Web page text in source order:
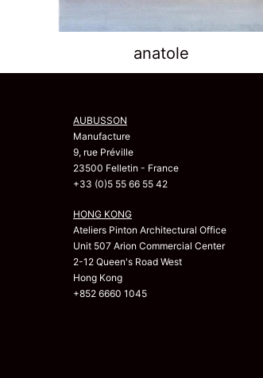
anatole
AUBUSSON
Manufacture
9, rue Préville
23500 Felletin - France
+33 (0)5 55 66 55 42
HONG KONG
Ateliers Pinton Architectural Office
Unit 507 Arion Commercial Center
2-12 Queen's Road West
Hong Kong
+852 6660 1045